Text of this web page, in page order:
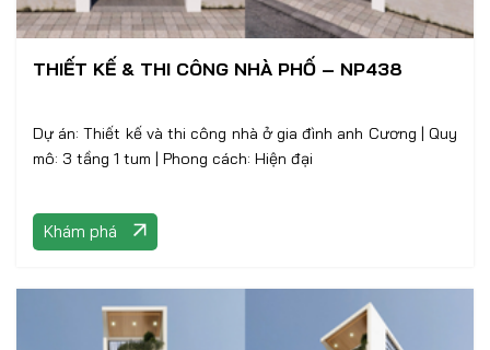
THIẾT KẾ & THI CÔNG NHÀ PHỐ – NP438
Dự án: Thiết kế và thi công nhà ở gia đình anh Cương | Quy
mô: 3 tầng 1 tum | Phong cách: Hiện đại
Khám phá